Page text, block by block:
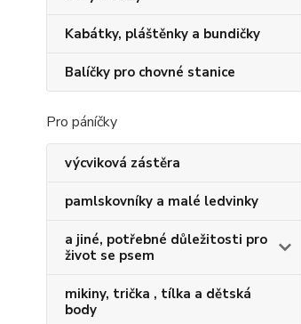
Kabátky, pláštěnky a bundičky
Balíčky pro chovné stanice
Pro páníčky
výcviková zástěra
pamlskovníky a malé ledvinky
a jiné, potřebné důležitosti pro
život se psem
mikiny, trička , tílka a dětská
body